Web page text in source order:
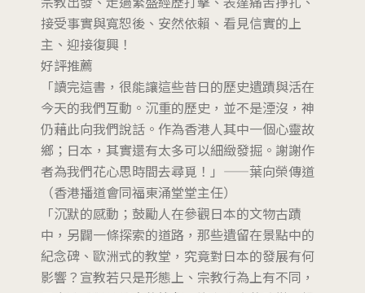
接受事實與寬恕後、安然依賴、看見信實的上
主、迎接復興！
好評推薦
「讀完這書，很能讓這些昔日的歷史遺蹟與活在
今天的我們互動。沉重的歷史，並不是湮沒，神
仍藉此向我們說話。作為香港人其中一個心靈故
鄉；日本，其實還有太多可以細緻發掘。謝謝作
者為我們花心思時間去尋覓！」——葉向榮傳道
（香港播道會同福東涌堂堂主任）
「沉默的感動；鼓勵人在參觀日本的文物古蹟
中，另闢一條探索的道路，那些遺留在景點中的
紀念碑、歐洲式的教堂，究竟對日本的發展有何
影響？宣教若只是形態上、宗教行為上有不同，